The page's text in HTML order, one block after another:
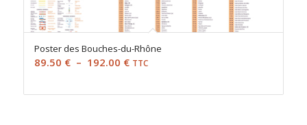
Poster des Bouches-du-Rhône
89.50 € – 192.00 €Plage
prix :
TTC